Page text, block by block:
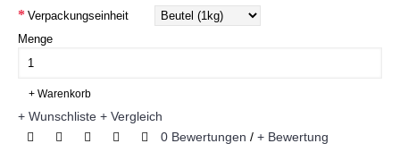
Verpackungseinheit
Menge
+ Warenkorb
+ Wunschliste + Vergleich
0 Bewertungen / + Bewertung